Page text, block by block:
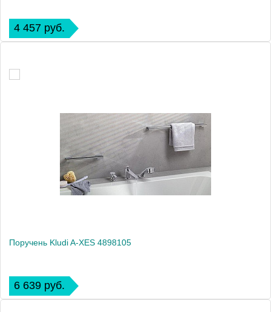
4 457 руб.
Поручень Kludi A-XES 4898105
6 639 руб.